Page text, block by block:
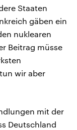
Staaten
gäben ein
nuklearen
Beitrag müsse
wir aber
mit der
Deutschland